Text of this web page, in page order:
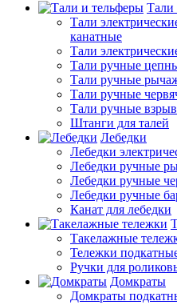
Тали
Тали
канатные
Тали
Тали ручные
Тали ручные
Тали ручные
Тали ручные
Штанги для талей
Лебедки
Лебедки
Лебедки ручные
Лебедки ручные
Лебедки ручные
Канат для лебедки
Такелажные
Тележки
Ручки для
Домкраты
Домкраты